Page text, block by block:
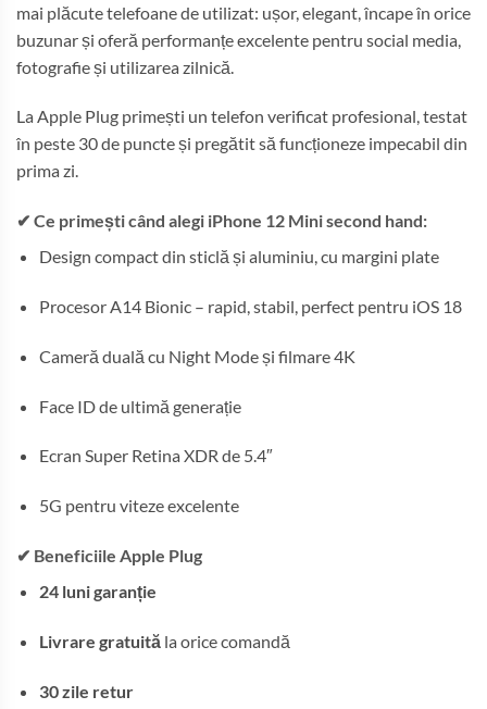
mai plăcute telefoane de utilizat: ușor, elegant, încape în orice
buzunar și oferă performanțe excelente pentru social media,
fotografie și utilizarea zilnică.
La Apple Plug primești un telefon verificat profesional, testat
în peste 30 de puncte și pregătit să funcționeze impecabil din
prima zi.
✔ Ce primești când alegi iPhone 12 Mini second hand:
Design compact din sticlă și aluminiu, cu margini plate
Procesor A14 Bionic – rapid, stabil, perfect pentru iOS 18
Cameră duală cu Night Mode și filmare 4K
Face ID de ultimă generație
Ecran Super Retina XDR de 5.4″
5G pentru viteze excelente
✔ Beneficiile Apple Plug
24 luni garanție
Livrare gratuită la orice comandă
30 zile retur